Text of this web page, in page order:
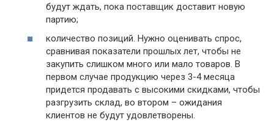
будут ждать, пока поставщик доставит новую
партию;
количество позиций. Нужно оценивать спрос,
сравнивая показатели прошлых лет, чтобы не
закупить слишком много или мало товаров. В
первом случае продукцию через 3-4 месяца
придется продавать с высокими скидками, чтобы
разгрузить склад, во втором – ожидания
клиентов не будут удовлетворены.